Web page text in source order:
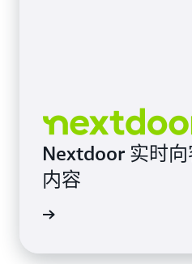
Nextdoor 实时
内容